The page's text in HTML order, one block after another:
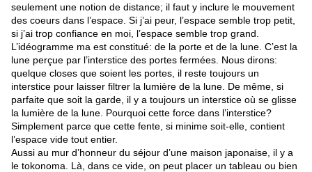
seulement une notion de distance; il faut y inclure le mouvement
des coeurs dans l’espace. Si j’ai peur, l’espace semble trop petit,
si j’ai trop confiance en moi, l’espace semble trop grand.
L’idéogramme ma est constitué: de la porte et de la lune. C’est la
lune perçue par l’interstice des portes fermées. Nous dirons:
quelque closes que soient les portes, il reste toujours un
interstice pour laisser filtrer la lumière de la lune. De même, si
parfaite que soit la garde, il y a toujours un interstice où se glisse
la lumière de la lune. Pourquoi cette force dans l’interstice?
Simplement parce que cette fente, si minime soit-elle, contient
l’espace vide tout entier.
Aussi au mur d’honneur du séjour d’une maison japonaise, il y a
le tokonoma. Là, dans ce vide, on peut placer un tableau ou bien